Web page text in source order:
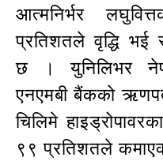
आत्मनिर्भर
प्रतिशतले वृद्धि भई
छ । युनिलिभर
एनएमबी बैंकको
चिलिमे
९९ प्रतिशतले